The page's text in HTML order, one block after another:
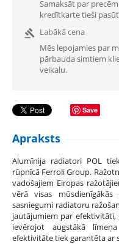
Samaksāt par
kredītkarte tieši

Labākā cena
Mēs lepojamies par
pārbauda simtiem
veikalu.
Save
Apraksts
Alumīnija radiatori POL
rūpnīcā Ferroli Group.
vadošajiem Eiropas
vērā visas
sasniegumi radiatoru
jautājumiem par
ievērojot augstākā
efektivitāte tiek garantēta ar